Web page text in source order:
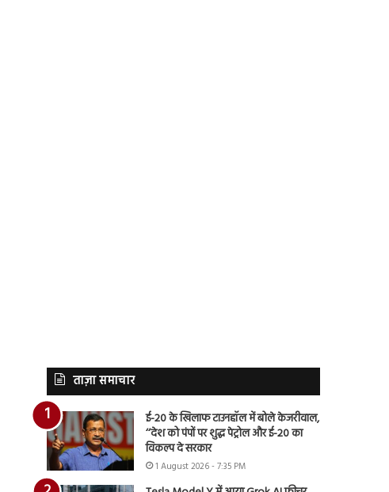
ताज़ा समाचार
ई-20 के खिलाफ टाउनहॉल में बोले केजरीवाल,
‘‘देश को पंपों पर शुद्ध पेट्रोल और ई-20 का
विकल्प दे सरकार
1 August 2026 - 7:35 PM